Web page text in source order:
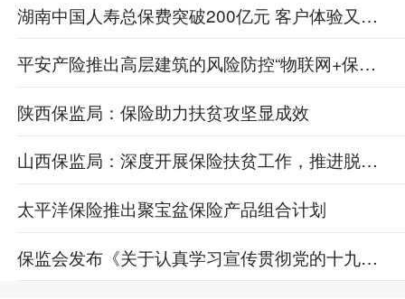
湖南中国人寿总保费突破200亿元 客户体验又有新创新
平安产险推出高层建筑的风险防控“物联网+保险”模式
陕西保监局：保险助力扶贫攻坚显成效
山西保监局：深度开展保险扶贫工作，推进脱贫攻坚
太平洋保险推出聚宝盆保险产品组合计划
保监会发布《关于认真学习宣传贯彻党的十九大精神的通知》